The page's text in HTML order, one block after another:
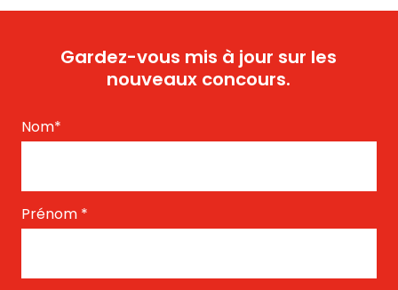
Gardez-vous mis à jour sur les
nouveaux concours.
Nom*
Prénom *